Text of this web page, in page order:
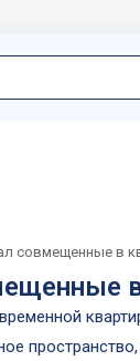
совмещенные в